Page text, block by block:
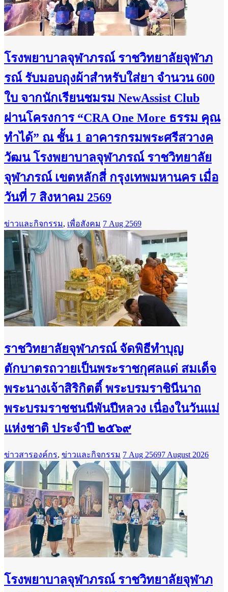
โรงพยาบาลจุฬาภรณ์ ราชวิทยาลัยจุฬาภ
รณ์ รับมอบถุงผ้าสำหรับใส่ยา จำนวน 600
ใบ จากนักเรียนชมรม NewAssist Club
ผ่านโครงการ “CRA One More ธรรม คุณ
ทำได้” ณ ชั้น 1 อาคารกรมพระศรีสวางค
วัฒน โรงพยาบาลจุฬาภรณ์ ราชวิทยาลัย
จุฬาภรณ์ เขตหลักสี่ กรุงเทพมหานคร เมื่อ
วันที่ 7 สิงหาคม 2569
ข่าวและกิจกรรม, เพื่อสังคม 7 Aug 2569
ราชวิทยาลัยจุฬาภรณ์ จัดพิธีทำบุญ
ตักบาตรถวายเป็นพระราชกุศลแด่ สมเด็จ
พระนางเจ้าสิริกิตติ์ พระบรมราชินีนาถ
พระบรมราชชนนีพันปีหลวง เนื่องในวันแม่
แห่งชาติ ประจำปี ๒๕๖๙
ข่าวสารองค์กร, ข่าวและกิจกรรม 7 Aug 25697 August 2026
โรงพยาบาลจุฬาภรณ์ ราชวิทยาลัยจุฬาภ